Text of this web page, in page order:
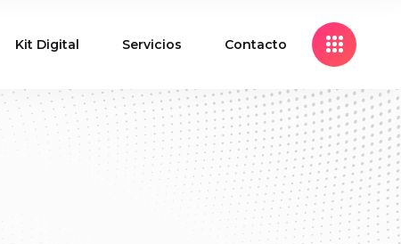
Kit Digital Servicios Contacto